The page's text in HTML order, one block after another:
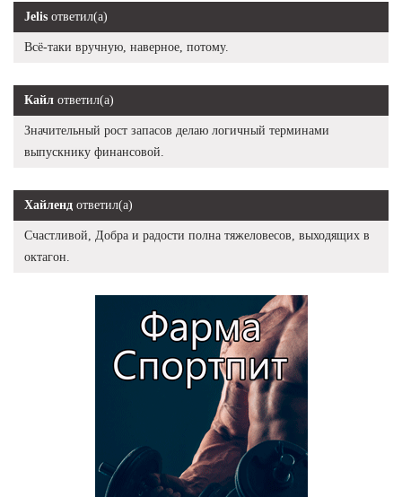
Jelis ответил(а)
Всё-таки вручную, наверное, потому.
Кайл ответил(а)
Значительный рост запасов делаю логичный терминами
выпускнику финансовой.
Хайленд ответил(а)
Счастливой, Добра и радости полна тяжеловесов, выходящих в
октагон.